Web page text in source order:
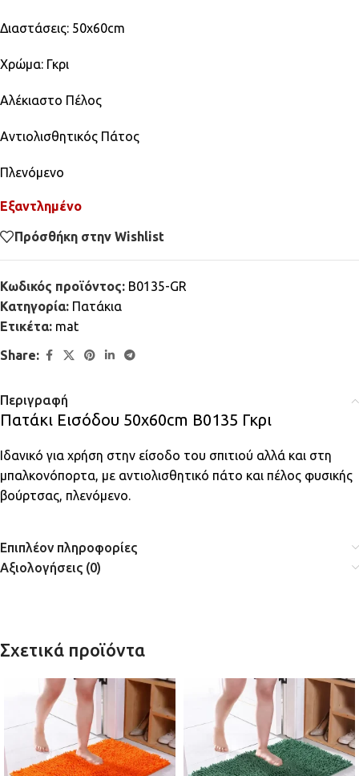
Διαστάσεις: 50x60cm
Χρώμα: Γκρι
Αλέκιαστο Πέλος
Αντιολισθητικός Πάτος
Πλενόμενο
Εξαντλημένο
Πρόσθήκη στην Wishlist
Κωδικός προϊόντος: Β0135-GR
Κατηγορία: Πατάκια
Ετικέτα: mat
Share:
Περιγραφή
Πατάκι Εισόδου 50x60cm Β0135 Γκρι
Ιδανικό για χρήση στην είσοδο του σπιτιού αλλά και στη
μπαλκονόπορτα, με αντιολισθητικό πάτο και πέλος φυσικής
βούρτσας, πλενόμενο.
Επιπλέον πληροφορίες
Αξιολογήσεις (0)
Σχετικά προϊόντα